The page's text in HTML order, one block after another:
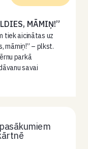
MĀMIŅ!”
tiek aicinātas uz
māmiņ!” – plkst.
parkā
savai